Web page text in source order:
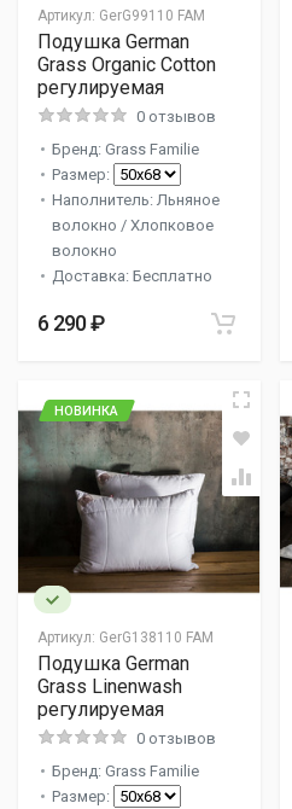
Артикул: GerG99110 FAM
Подушка German
Grass Organic Cotton
регулируемая
0 отзывов
Бренд: Grass Familie
Размер:
Наполнитель: Льняное
волокно / Хлопковое
волокно
Доставка: Бесплатно
6 290 ₽
Артикул: GerG138110 FAM
НОВИНКА
Подушка German
Grass Linenwash
регулируемая
0 отзывов
Бренд: Grass Familie
Размер: